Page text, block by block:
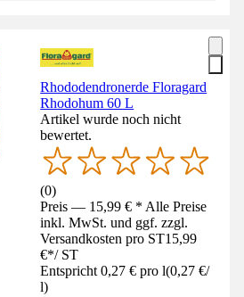
Rhododendronerde Floragard
Rhodohum 60 L
Artikel wurde noch nicht
bewertet.
(0)
Preis — 15,99 € * Alle Preise
inkl. MwSt. und ggf. zzgl.
Versandkosten pro ST15,99
€*/ ST
Entspricht 0,27 € pro l(0,27 €/
l)